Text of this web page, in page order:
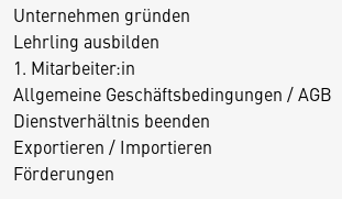
Unternehmen gründen
Lehrling ausbilden
1. Mitarbeiter:in
Allgemeine Geschäftsbedingungen / AGB
Dienstverhältnis beenden
Exportieren / Importieren
Förderungen